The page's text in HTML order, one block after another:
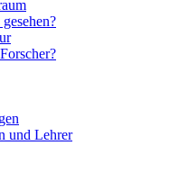
und Lehrer